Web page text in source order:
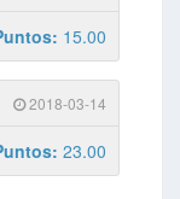
15.00
2018-03-14
23.00